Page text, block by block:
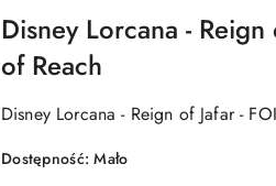
Disney Lorcana -
of Reach
Disney Lorcana - Reign of Jafar -
Dostępność:Mało